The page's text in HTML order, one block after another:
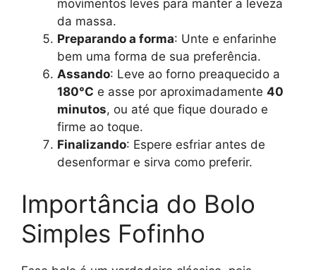
movimentos leves para manter a leveza
da massa.
Preparando a forma: Unte e enfarinhe
bem uma forma de sua preferência.
Assando: Leve ao forno preaquecido a
180°C e asse por aproximadamente 40
minutos, ou até que fique dourado e
firme ao toque.
Finalizando: Espere esfriar antes de
desenformar e sirva como preferir.
Importância do Bolo
Simples Fofinho